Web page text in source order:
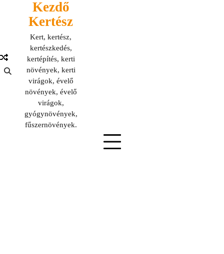
Kezdő
Kertész
Kert, kertész,
kertészkedés,
kertépítés, kerti
növények, kerti
virágok, évelő
növények, évelő
virágok,
gyógynövények,
fűszernövények.